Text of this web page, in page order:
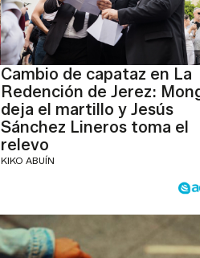
Cambio de capataz en La
Redención de Jerez:
deja el martillo y Jesús
Sánchez Lineros toma el
relevo
KIKO ABUÍN